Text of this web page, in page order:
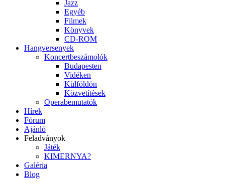
Jazz
Egyéb
Filmek
Könyvek
CD-ROM
Hangversenyek
Koncertbeszámolók
Budapesten
Vidéken
Külföldön
Közvetítések
Operabemutatók
Hírek
Fórum
Ajánló
Feladványok
Játék
KIMERNYA?
Galéria
Blog